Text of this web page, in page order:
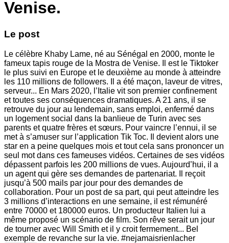
Venise.
Le post
Le célèbre Khaby Lame, né au Sénégal en 2000, monte le
fameux tapis rouge de la Mostra de Venise. Il est le Tiktoker
le plus suivi en Europe et le deuxième au monde à atteindre
les 110 millions de followers. Il a été maçon, laveur de vitres,
serveur... En Mars 2020, l’Italie vit son premier confinement
et toutes ses conséquences dramatiques. A 21 ans, il se
retrouve du jour au lendemain, sans emploi, enfermé dans
un logement social dans la banlieue de Turin avec ses
parents et quatre frères et sœurs. Pour vaincre l’ennui, il se
met à s’amuser sur l’application Tik Toc. Il devient alors une
star en a peine quelques mois et tout cela sans prononcer un
seul mot dans ces fameuses vidéos. Certaines de ses vidéos
dépassent parfois les 200 millions de vues. Aujourd’hui, il a
un agent qui gère ses demandes de partenariat. Il reçoit
jusqu’à 500 mails par jour pour des demandes de
collaboration. Pour un post de sa part, qui peut atteindre les
3 millions d’interactions en une semaine, il est rémunéré
entre 70000 et 180000 euros. Un producteur Italien lui a
même proposé un scénario de film. Son rêve serait un jour
de tourner avec Will Smith et il y croit fermement... Bel
exemple de revanche sur la vie. #nejamaisrienlacher